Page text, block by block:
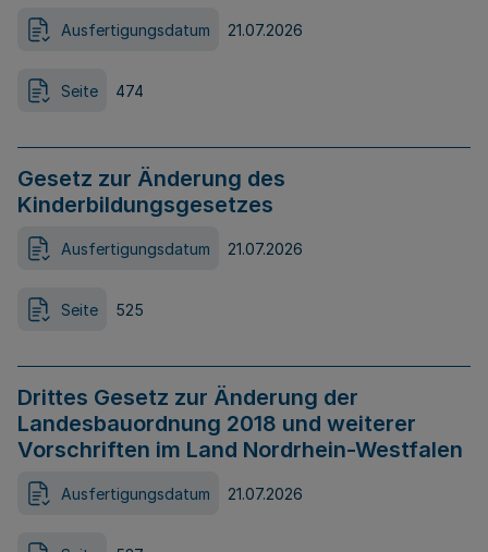
Ausfertigungsdatum 21.07.2026
Seite 474
Gesetz zur Änderung des
Kinderbildungsgesetzes
Ausfertigungsdatum 21.07.2026
Seite 525
Drittes Gesetz zur Änderung der
Landesbauordnung 2018 und weiterer
Vorschriften im Land Nordrhein-Westfalen
Ausfertigungsdatum 21.07.2026